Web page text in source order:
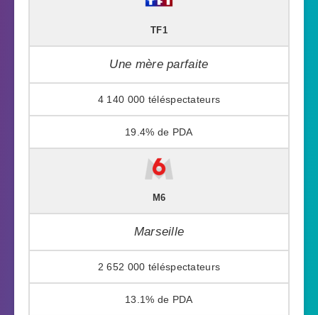
TF1
Une mère parfaite
4 140 000
19.4%
M6
Marseille
2 652 000
13.1%